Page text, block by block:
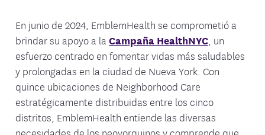
En junio de 2024, EmblemHealth se comprometió a
brindar su apoyo a la Campaña HealthNYC , un
esfuerzo centrado en fomentar vidas más saludables
y prolongadas en la ciudad de Nueva York. Con
quince ubicaciones de Neighborhood Care
estratégicamente distribuidas entre los cinco
distritos, EmblemHealth entiende las diversas